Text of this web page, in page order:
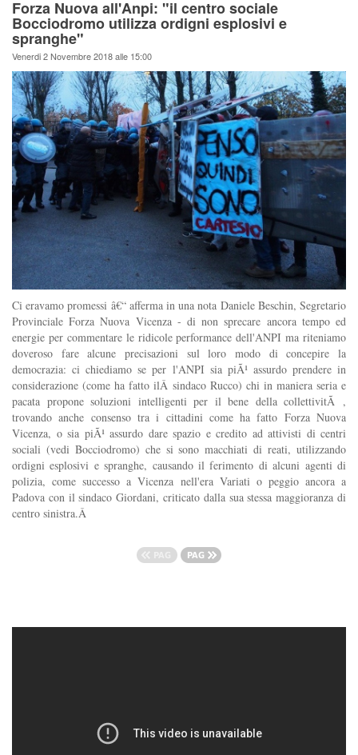
Forza Nuova all'Anpi: "il centro sociale
Bocciodromo utilizza ordigni esplosivi e
spranghe"
Venerdi 2 Novembre 2018 alle 15:00
Ci eravamo promessi â€“ afferma in una nota Daniele Beschin, Segretario
Provinciale Forza Nuova Vicenza - di non sprecare ancora tempo ed
energie per commentare le ridicole performance dell'ANPI ma riteniamo
doveroso fare alcune precisazioni sul loro modo di concepire la
democrazia: ci chiediamo se per l'ANPI sia piÃ¹ assurdo prendere in
considerazione (come ha fatto ilÂ sindaco Rucco) chi in maniera seria e
pacata propone soluzioni intelligenti per il bene della collettivitÃ ,
trovando anche consenso tra i cittadini come ha fatto Forza Nuova
Vicenza, o sia piÃ¹ assurdo dare spazio e credito ad attivisti di centri
sociali (vedi Bocciodromo) che si sono macchiati di reati, utilizzando
ordigni esplosivi e spranghe, causando il ferimento di alcuni agenti di
polizia, come successo a Vicenza nell'era Variati o peggio ancora a
Padova con il sindaco Giordani, criticato dalla sua stessa maggioranza di
centro sinistra.Â